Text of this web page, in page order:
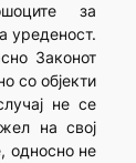
за
уреденост.
Законот
со објекти
не се
на свој
односно не